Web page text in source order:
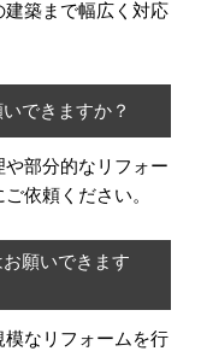
建築まで幅広く対応
できますか？
部分的なリフォー
依頼ください。
願いできます
なリフォームを行